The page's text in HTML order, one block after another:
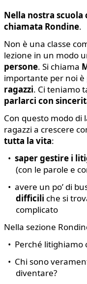
Nella nostra scuola
chiamata Rondine.
Non è una classe
lezione in un modo
persone. Si chiama
importante per noi è
ragazzi. Ci teniamo
parlarci con
Con questo modo di
ragazzi a crescere
tutta la vita:
• saper gestire i
(con le parole e
• avere un po’ di
difficili che si
complicato
Nella sezione
• Perché litighiamo
• Chi sono
diventare?